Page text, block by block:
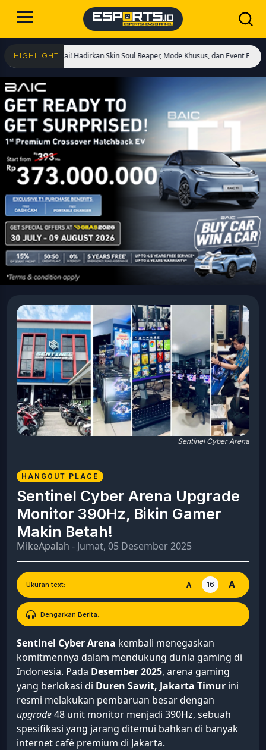
HIGHLIGHT
Dimulai! Hadirkan Skin Soul Reaper, Mode Khusus, dan Event Eksklusif!
Sentinel Cyber Arena
HANGOUT PLACE
Sentinel Cyber Arena Upgrade
Monitor 390Hz, Bikin Gamer
Makin Betah!
MikeApalah - Jumat, 05 Desember 2025
Ukuran text: A 16 A
Dengarkan Berita:
Sentinel Cyber Arena kembali menegaskan
komitmennya dalam mendukung dunia gaming di
Indonesia. Pada Desember 2025, arena gaming
yang berlokasi di Duren Sawit, Jakarta Timur ini
resmi melakukan pembaruan besar dengan
upgrade48 unit monitor menjadi 390Hz, sebuah
spesifikasi yang jarang ditemui bahkan di banyak
internet café premium di Jakarta.